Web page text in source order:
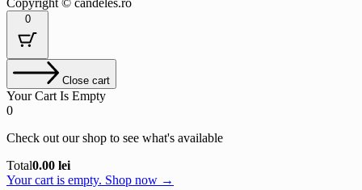
Copyright © candeles.ro
0
Close cart
Your Cart Is Empty
0
Check out our shop to see what's available
Cart
Total:
Total0.00 lei
Your cart is empty. Shop now →